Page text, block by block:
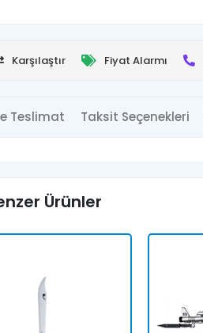
Karşılaştır Fiyat Alarmı
Teslimat Taksit Seçenekleri
Ürünler